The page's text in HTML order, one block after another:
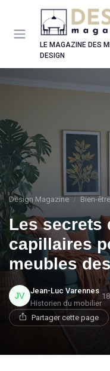
LE MAGAZINE DES
DESIGN
Design Magazine Bien-
Les secrets
capillaires
meubles
Jean-Luc Varennes
Historien du mobilier
Partager cette page
Panneau de gestion des